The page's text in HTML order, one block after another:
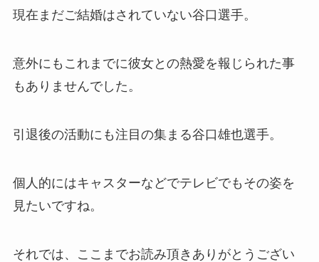
現在まだご結婚はされていない谷口選手。
意外にもこれまでに彼女との熱愛を報じられた事
もありませんでした。
引退後の活動にも注目の集まる谷口雄也選手。
個人的にはキャスターなどでテレビでもその姿を
見たいですね。
それでは、ここまでお読み頂きありがとうござい